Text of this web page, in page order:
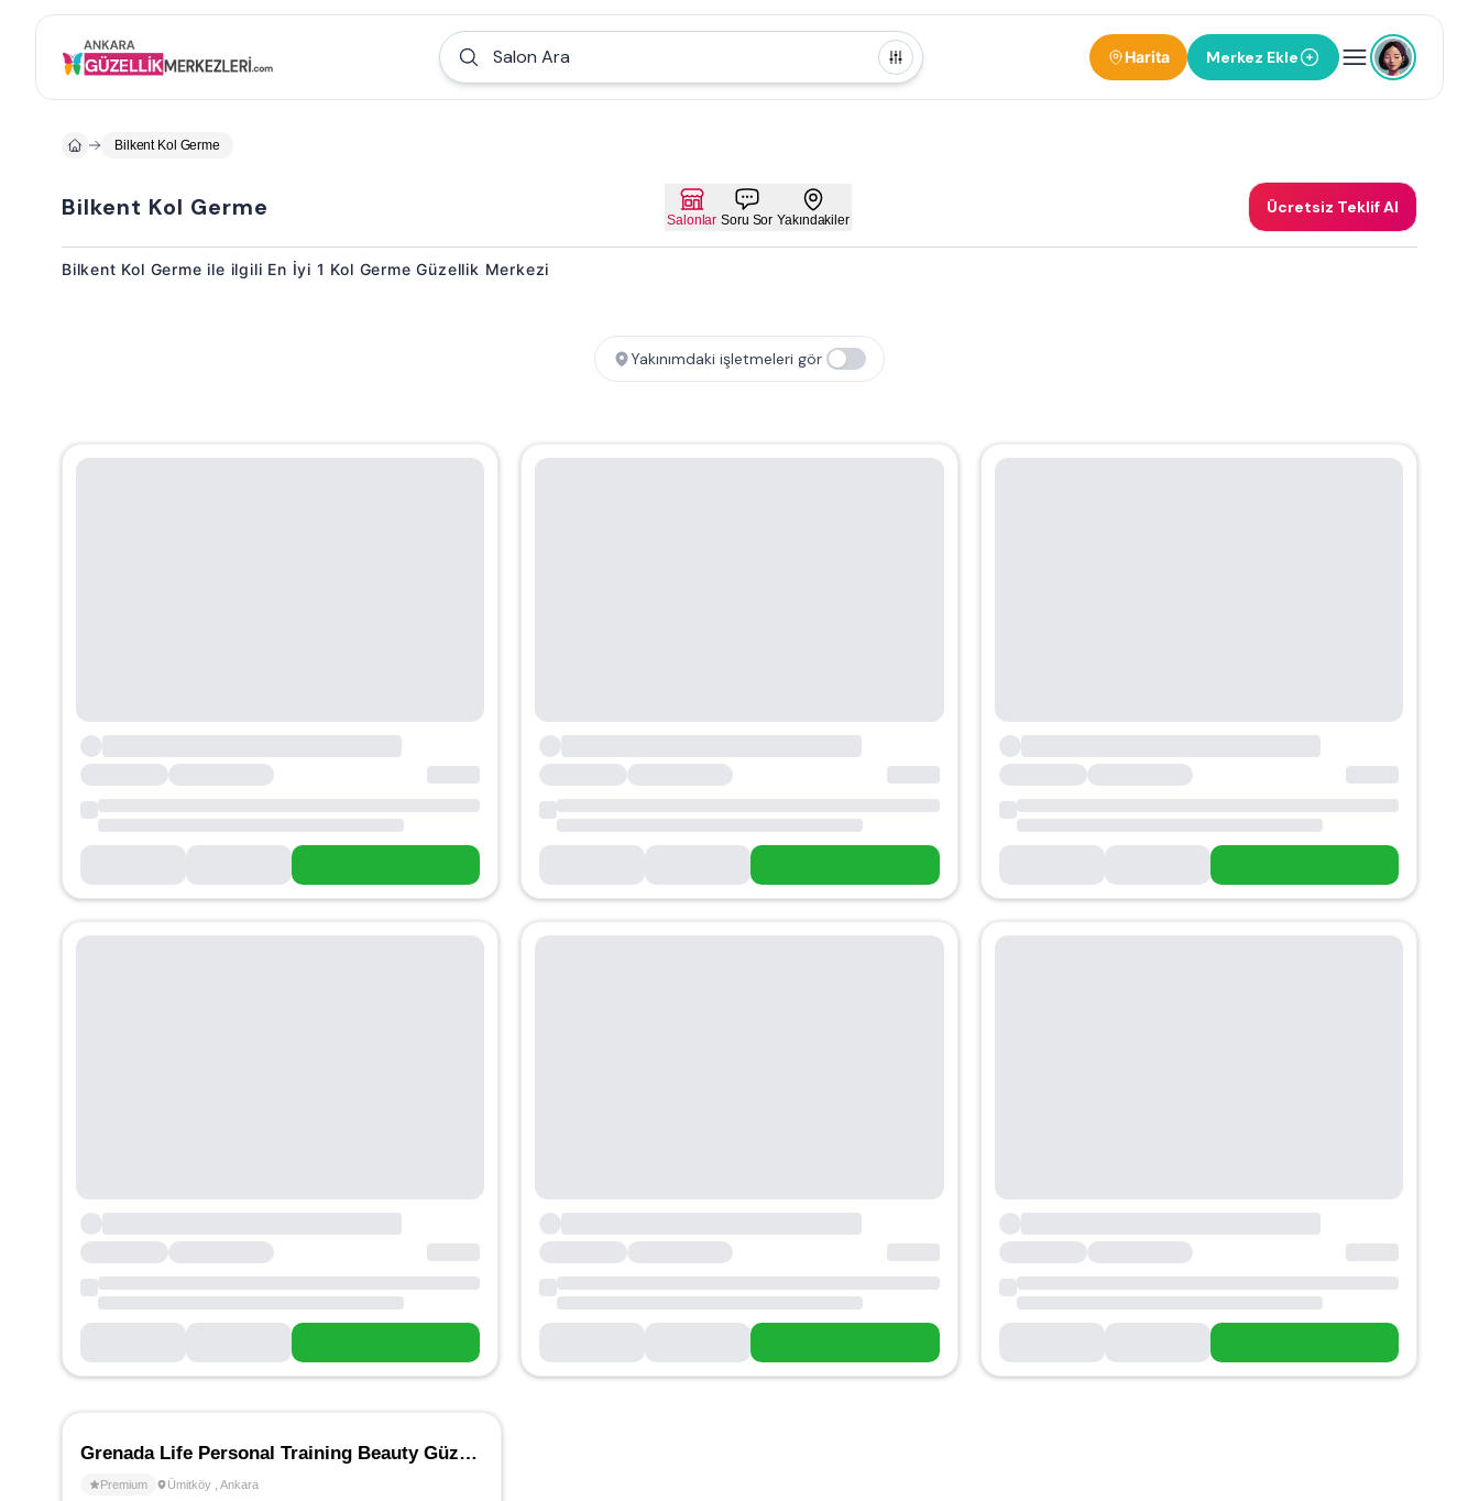
Salon Ara Harita Merkez Ekle
Bilkent Kol Germe
Bilkent Kol Germe Salonlar Soru Sor Yakındakiler
Ücretsiz Teklif Al
Bilkent Kol Germe ile ilgili En İyi 1 Kol Germe Güzellik Merkezi
Yakınımdaki işletmeleri gör
Grenada Life Personal Training Beauty Güzellik Salonu
Premium Ümitköy Ankara